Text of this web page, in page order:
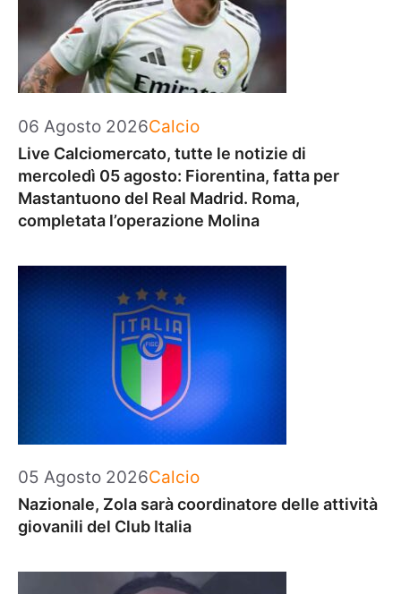
06 Agosto 2026Categorie
Calcio
Live Calciomercato, tutte le notizie di
mercoledì 05 agosto: Fiorentina, fatta per
Mastantuono del Real Madrid. Roma,
completata l’operazione Molina
05 Agosto 2026Categorie
Calcio
Nazionale, Zola sarà coordinatore delle attività
giovanili del Club Italia